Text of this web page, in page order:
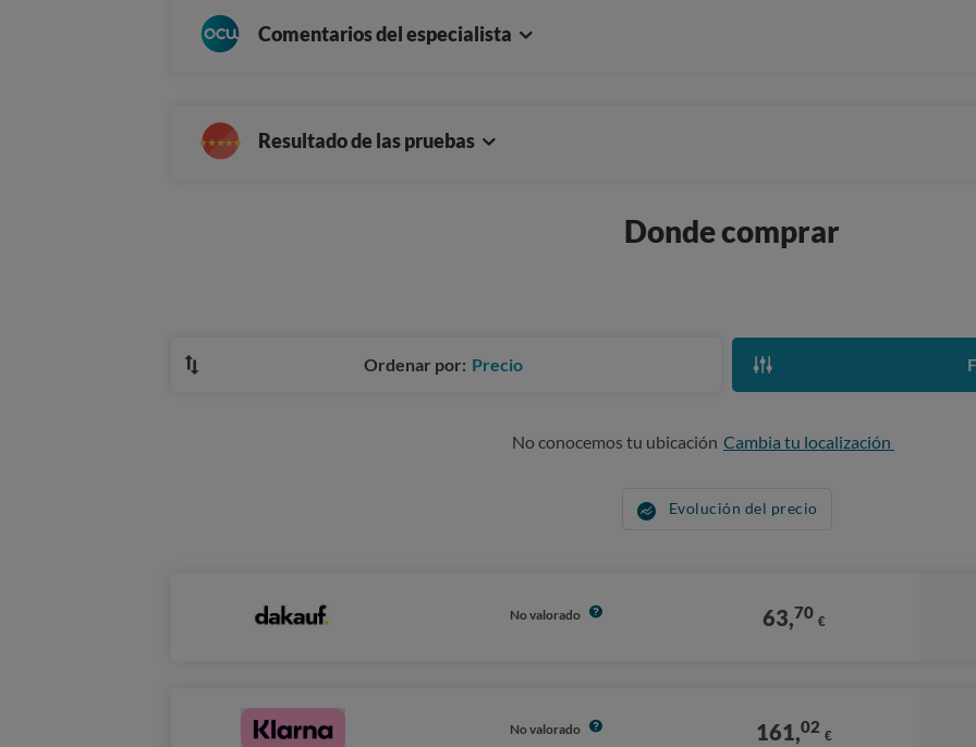
Comentarios del especialista
Resultado de las pruebas
Donde comprar
Ordenar por: Precio
No conocemos tu ubicación Cambia tu localización
Evolución del precio
No valorado 63,70 €
No valorado 161,02 €